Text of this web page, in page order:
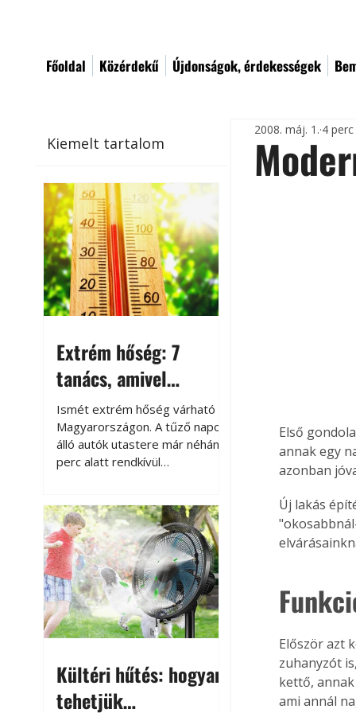
Főoldal Közérdekű Újdonságok, érdekességek
Kiemelt tartalom
Extrém hőség: 7
tanács, amivel
megóvhatjuk
autónkat a nyári
károktól
Ismét extrém hőség várható
Magyarországon. A tűző napon
álló autók utastere már néhány
perc alatt rendkívül
megközelítheti. Ez nemcsak a
beszállást teszi kellemetlenné,
hanem az autó állapotára és a
benne hagyott tárgyakra is
káros hatással lehet. Néhány
egyszerű óvintézkedéssel
azonban jelentősen
csökkenthetjük a hőség káros
Kültéri hűtés: hogyan
tehetjük
2008. máj. 1. 4
Első
annak egy
azonban
Új lakás
Először azt
zuhanyzót
kettő,
ami annál